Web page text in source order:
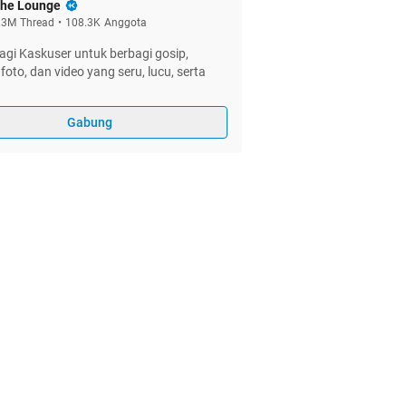
Lounge
Thread • 108.3K Anggota
Kaskuser untuk berbagi gosip,
dan video yang seru, lucu, serta
Gabung